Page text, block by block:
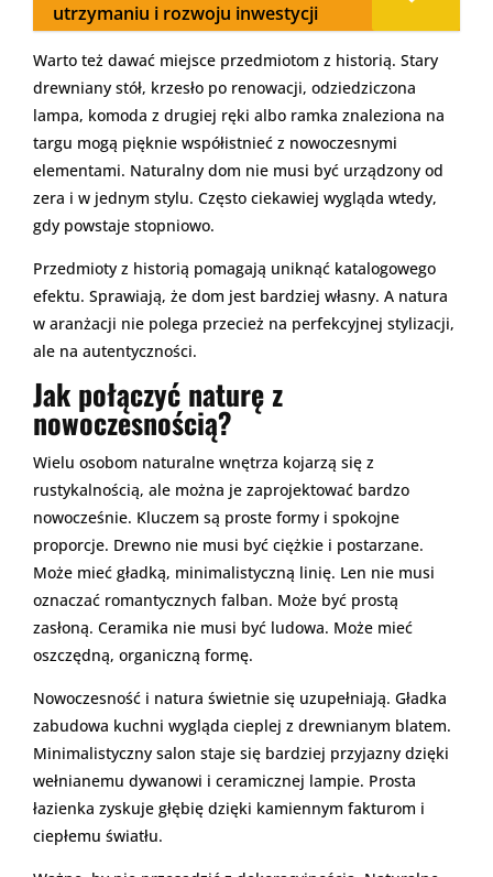
utrzymaniu i rozwoju inwestycji
Warto też dawać miejsce przedmiotom z historią. Stary
drewniany stół, krzesło po renowacji, odziedziczona
lampa, komoda z drugiej ręki albo ramka znaleziona na
targu mogą pięknie współistnieć z nowoczesnymi
elementami. Naturalny dom nie musi być urządzony od
zera i w jednym stylu. Często ciekawiej wygląda wtedy,
gdy powstaje stopniowo.
Przedmioty z historią pomagają uniknąć katalogowego
efektu. Sprawiają, że dom jest bardziej własny. A natura
w aranżacji nie polega przecież na perfekcyjnej stylizacji,
ale na autentyczności.
Jak połączyć naturę z
nowoczesnością?
Wielu osobom naturalne wnętrza kojarzą się z
rustykalnością, ale można je zaprojektować bardzo
nowocześnie. Kluczem są proste formy i spokojne
proporcje. Drewno nie musi być ciężkie i postarzane.
Może mieć gładką, minimalistyczną linię. Len nie musi
oznaczać romantycznych falban. Może być prostą
zasłoną. Ceramika nie musi być ludowa. Może mieć
oszczędną, organiczną formę.
Nowoczesność i natura świetnie się uzupełniają. Gładka
zabudowa kuchni wygląda cieplej z drewnianym blatem.
Minimalistyczny salon staje się bardziej przyjazny dzięki
wełnianemu dywanowi i ceramicznej lampie. Prosta
łazienka zyskuje głębię dzięki kamiennym fakturom i
ciepłemu światłu.